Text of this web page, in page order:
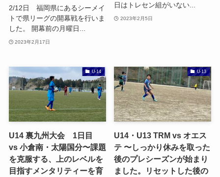
2/12日 福岡県にあるシーメイ
トで県リーグの開幕戦を行いま
した。 開幕前の月曜日...
2023年2月17日
日はトレセン組がいない...
2023年2月5日
U-14
U14 裏九州大会 1日目
vs 小倉南・太陽国分〜課題
を克服する、上のレベルを
目指すメンタリティーを育
U-13
U14・U13 TRM vs オエス
テ 〜しっかり休みを取った
後のプレシーズンが始まり
ました。リセットした後の